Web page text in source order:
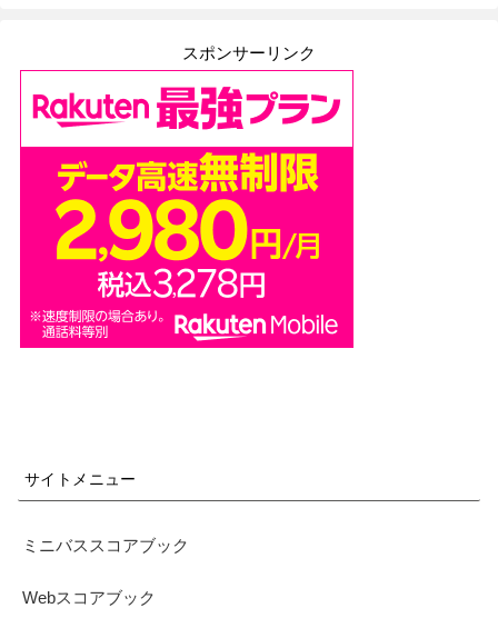
スポンサーリンク
サイトメニュー
ミニバススコアブック
Webスコアブック